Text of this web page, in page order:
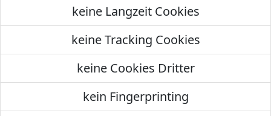
keine Langzeit Cookies
keine Tracking Cookies
keine Cookies Dritter
kein Fingerprinting